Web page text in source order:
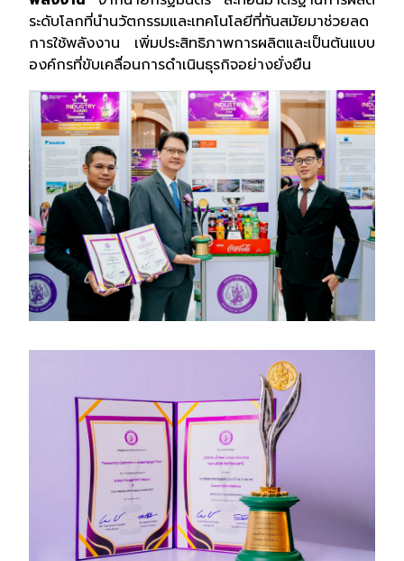
ระดับโลกที่นำนวัตกรรมและเทคโนโลยีที่ทันสมัยมาช่วยลด
การใช้พลังงาน เพิ่มประสิทธิภาพการผลิตและเป็นต้นแบบ
องค์กรที่ขับเคลื่อนการดำเนินธุรกิจอย่างยั่งยืน